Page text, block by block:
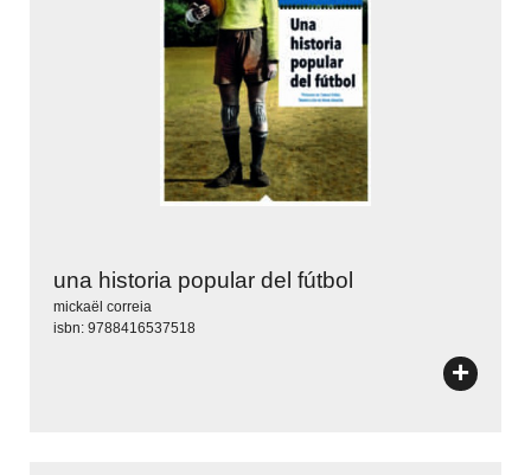
una historia popular del fútbol
mickaël correia
isbn: 9788416537518
+